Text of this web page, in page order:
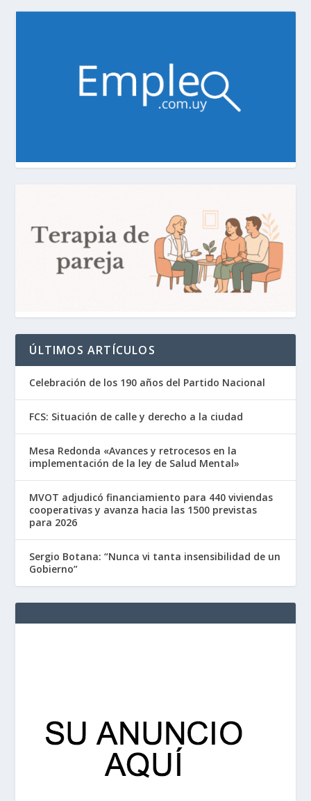
ÚLTIMOS ARTÍCULOS
Celebración de los 190 años del Partido Nacional
FCS: Situación de calle y derecho a la ciudad
Mesa Redonda «Avances y retrocesos en la
implementación de la ley de Salud Mental»
MVOT adjudicó financiamiento para 440 viviendas
cooperativas y avanza hacia las 1500 previstas
para 2026
Sergio Botana: “Nunca vi tanta insensibilidad de un
Gobierno”